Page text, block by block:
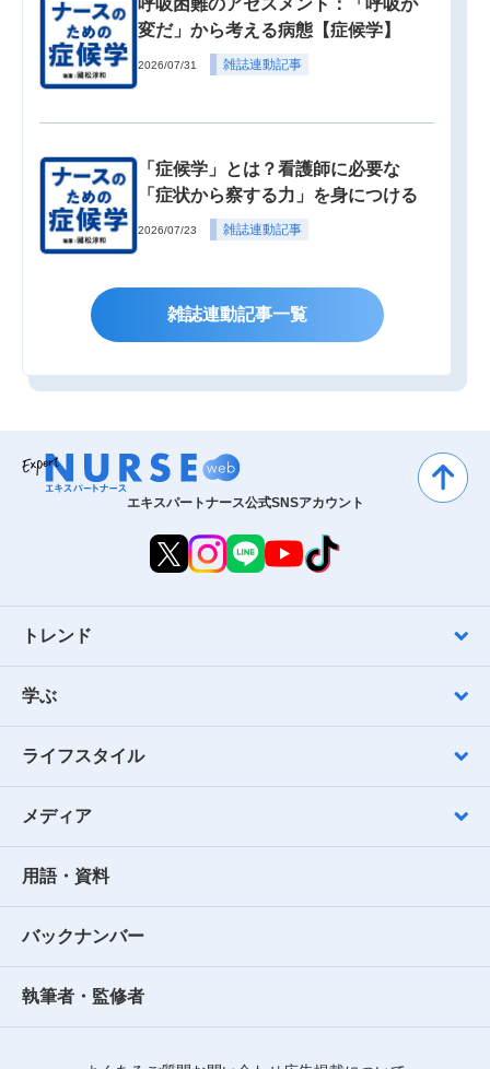
呼吸困難のアセスメント：「呼吸が
変だ」から考える病態【症候学】
2026/07/31 雑誌連動記事
「症候学」とは？看護師に必要な
「症状から察する力」を身につける
2026/07/23 雑誌連動記事
雑誌連動記事一覧
エキスパートナース公式SNSアカウント
トレンド
学ぶ
ライフスタイル
メディア
用語・資料
バックナンバー
執筆者・監修者